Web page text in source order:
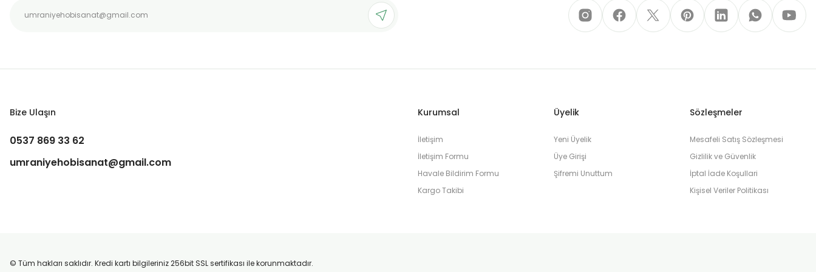
Bize Ulaşın
0537 869 33 62
umraniyehobisanat@gmail.com
Kurumsal
İletişim
İletişim Formu
Havale Bildirim Formu
Kargo Takibi
Üyelik
Yeni Üyelik
Üye Girişi
Şifremi Unuttum
Sözleşmeler
Mesafeli Satış Sözleşmesi
Gizlilik ve Güvenlik
İptal İade Koşullari
Kişisel Veriler Politikası
© Tüm hakları saklıdır. Kredi kartı bilgileriniz 256bit SSL sertifikası ile korunmaktadır.